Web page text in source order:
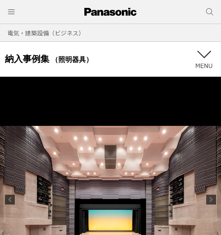
電気・建築設備（ビジネス）
納入事例集 （照明器具）